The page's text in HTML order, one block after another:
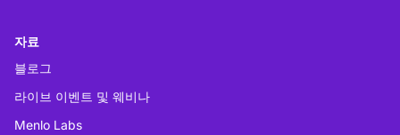
자료
블로그
라이브 이벤트 및 웨비나
Menlo Labs